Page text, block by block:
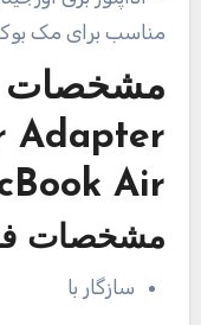
مشخصات
Adapter
Air
مشخصات
سازگار با